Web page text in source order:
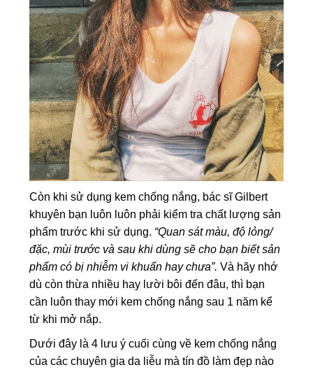
Còn khi sử dụng kem chống nắng, bác sĩ Gilbert
khuyên bạn luôn luôn phải kiểm tra chất lượng sản
phẩm trước khi sử dụng. “Quan sát màu, độ lỏng/
đặc, mùi trước và sau khi dùng sẽ cho bạn biết sản
phẩm có bị nhiễm vi khuẩn hay chưa”.Và hãy nhớ
dù còn thừa nhiều hay lười bôi đến đâu, thì bạn
cần luôn thay mới kem chống nắng sau 1 năm kể
từ khi mở nắp.
Dưới đây là 4 lưu ý cuối cùng về kem chống nắng
của các chuyên gia da liễu mà tín đồ làm đẹp nào